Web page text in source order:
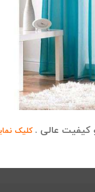
کیفیت عالی . کلیک
با هر رنگ اتاق